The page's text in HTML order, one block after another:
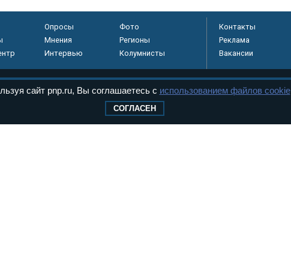
Опросы
Фото
Мнения
Регионы
Интервью Колумнисты
Контакты
Реклама
Вакансии
сайт pnp.ru, Вы соглашаетесь с использованием файлов cookie
СОГЛАСЕН